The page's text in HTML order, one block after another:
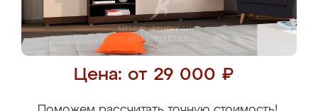
Цена: от 29 000 ₽